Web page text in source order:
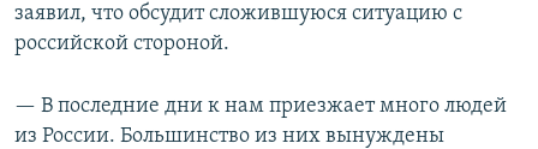
заявил, что обсудит сложившуюся ситуацию с
российской стороной.
— В последние дни к нам приезжает много людей
из России. Большинство из них вынуждены